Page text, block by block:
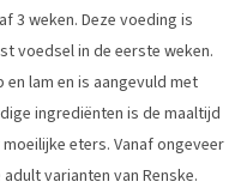
3 weken. Deze voeding is
voedsel in de eerste weken.
lam en is aangevuld met
ingrediënten is de maaltijd
eters. Vanaf ongeveer
varianten van Renske.